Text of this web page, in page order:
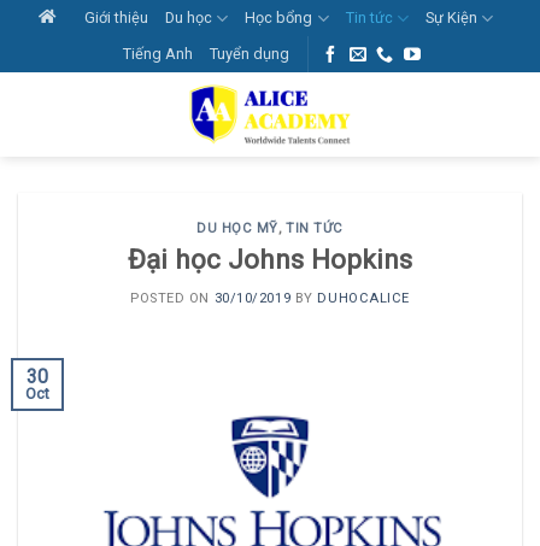
content
Giới thiệu Du học Học bổng Tin tức
Sự Kiện
Tiếng Anh
Tuyển dụng
DU HỌC MỸ,TIN TỨC
Đại học Johns Hopkins
POSTED ON 30/10/2019 BY DUHOCALICE
30
Oct